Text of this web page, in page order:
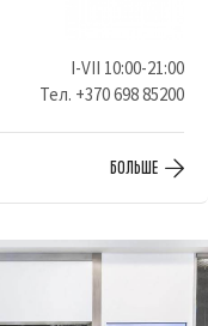
I-VII 10:00-21:00
Тел. +370 698 85200
БОЛЬШЕ